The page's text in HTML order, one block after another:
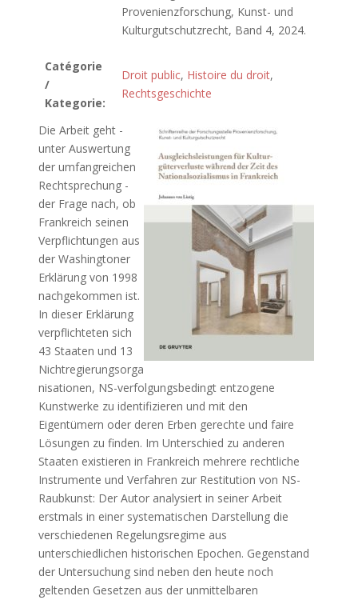
Provenienzforschung, Kunst- und
Kulturgutschutzrecht, Band 4, 2024.
Catégorie
/
Kategorie:
Droit public, Histoire du droit,
Rechtsgeschichte
Die Arbeit geht -
unter Auswertung
der umfangreichen
Rechtsprechung -
der Frage nach, ob
Frankreich seinen
Verpflichtungen aus
der Washingtoner
Erklärung von 1998
nachgekommen ist.
In dieser Erklärung
verpflichteten sich
43 Staaten und 13
Nichtregierungsorga
nisationen, NS-verfolgungsbedingt entzogene
Kunstwerke zu identifizieren und mit den
Eigentümern oder deren Erben gerechte und faire
Lösungen zu finden. Im Unterschied zu anderen
Staaten existieren in Frankreich mehrere rechtliche
Instrumente und Verfahren zur Restitution von NS-
Raubkunst: Der Autor analysiert in seiner Arbeit
erstmals in einer systematischen Darstellung die
verschiedenen Regelungsregime aus
unterschiedlichen historischen Epochen. Gegenstand
der Untersuchung sind neben den heute noch
geltenden Gesetzen aus der unmittelbaren